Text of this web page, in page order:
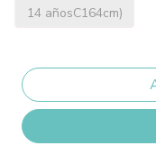
14 añosC164cm)